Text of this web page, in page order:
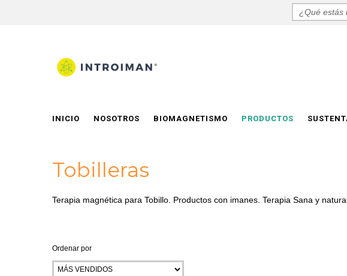
INICIO NOSOTROS BIOMAGNETISMO PRODUCTOS
Tobilleras
Terapia magnética para Tobillo. Productos con imanes. Terapia Sana y
Ordenar por